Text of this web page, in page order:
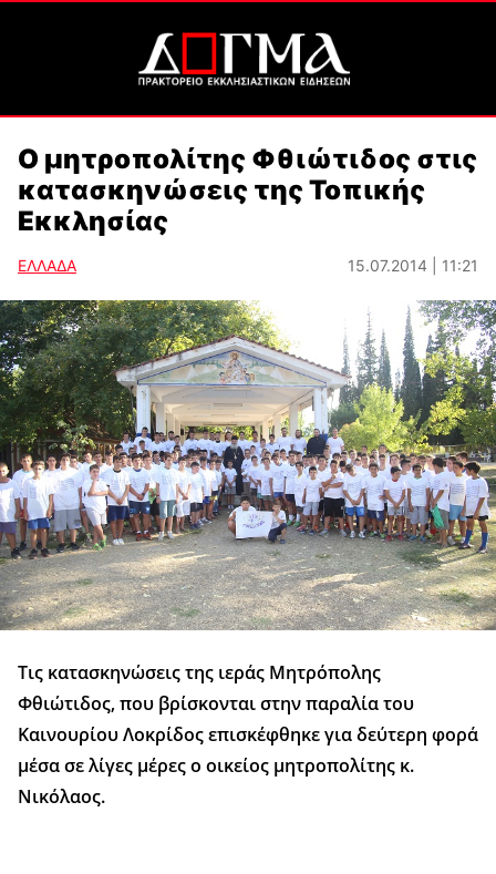
Ο μητροπολίτης Φθιώτιδος στις
κατασκηνώσεις της Τοπικής
Εκκλησίας
ΕΛΛΑΔΑ 15.07.2014 | 11:21
Τις κατασκηνώσεις της ιεράς Μητρόπολης
Φθιώτιδος, που βρίσκονται στην παραλία του
Καινουρίου Λοκρίδος επισκέφθηκε για δεύτερη φορά
μέσα σε λίγες μέρες ο οικείος μητροπολίτης κ.
Νικόλαος.